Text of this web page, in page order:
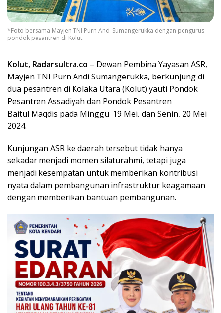
*Foto bersama Mayjen TNI Purn Andi Sumangerukka dengan pengurus
pondok pesantren di Kolut.
Kolut, Radarsultra.co – Dewan Pembina Yayasan ASR,
Mayjen TNI Purn Andi Sumangerukka, berkunjung di
dua pesantren di Kolaka Utara (Kolut) yauti Pondok
Pesantren Assadiyah dan Pondok Pesantren
Baitul Maqdis pada Minggu, 19 Mei, dan Senin, 20 Mei
2024.
Kunjungan ASR ke daerah tersebut tidak hanya
sekadar menjadi momen silaturahmi, tetapi juga
menjadi kesempatan untuk memberikan kontribusi
nyata dalam pembangunan infrastruktur keagamaan
dengan memberikan bantuan pembangunan.